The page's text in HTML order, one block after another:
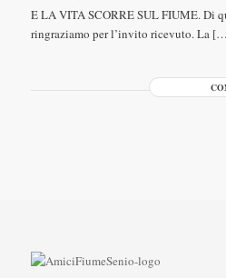
E LA VITA SCORRE SUL FIUME. Di
ringraziamo per l’invito ricevuto. La